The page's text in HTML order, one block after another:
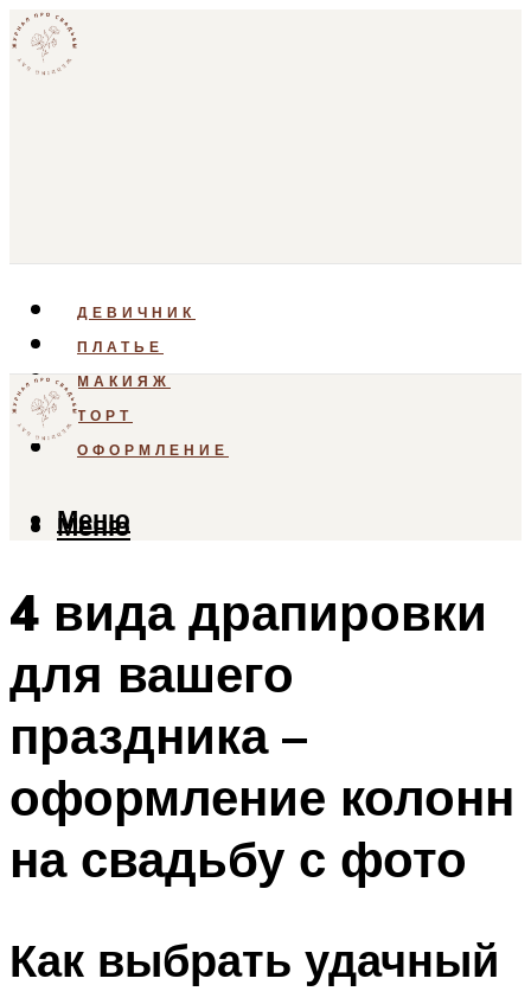
ДЕВИЧНИК
ПЛАТЬЕ
МАКИЯЖ
ТОРТ
ОФОРМЛЕНИЕ
Меню
Меню
4 вида драпировки
для вашего
праздника –
оформление колонн
на свадьбу с фото
Как выбрать удачный